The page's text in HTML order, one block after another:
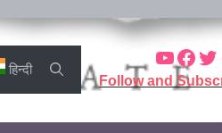
हिन्दी
Follow and